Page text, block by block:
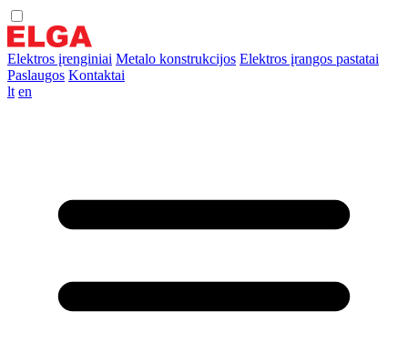
Elektros įrenginiai Metalo konstrukcijos Elektros įrangos pastatai
Paslaugos Kontaktai
lt en